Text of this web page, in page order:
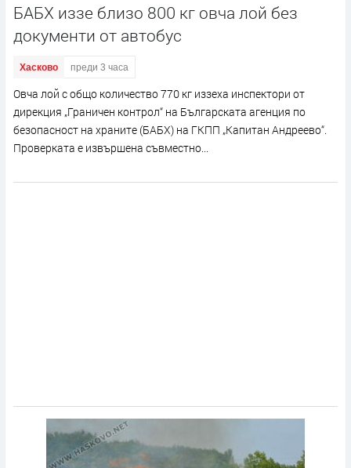
БАБХ иззе близо 800 кг овча лой без
документи от автобус
Хасково преди 3 часа
Овча лой с общо количество 770 кг иззеха инспектори от
дирекция „Граничен контрол“ на Българската агенция по
безопасност на храните (БАБХ) на ГКПП „Капитан Андреево“.
Проверката е извършена съвместно...